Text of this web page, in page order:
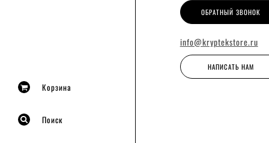
Корзина
Поиск
ОБРАТНЫЙ ЗВОНОК
info@kryptekstore.ru
НАПИСАТЬ НАМ